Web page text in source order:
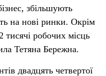
збільшують
на нові ринки. Окрім
тисячі робочих місць
Тетяна Бережна.
двадцять четвертої